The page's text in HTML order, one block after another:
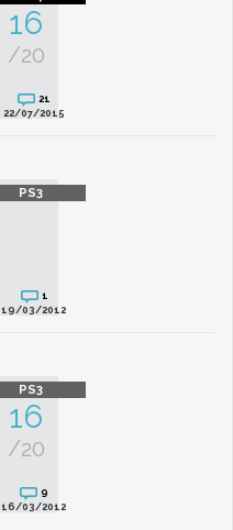
16
/20
21
22/07/2015
1
19/03/2012
16
/20
9
16/03/2012